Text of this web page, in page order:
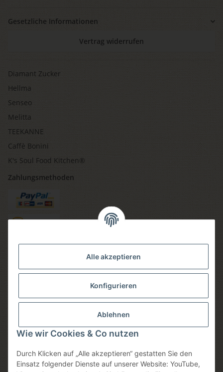
Alle akzeptieren
Konfigurieren
Ablehnen
Wie wir Cookies & Co nutzen
Durch Klicken auf „Alle akzeptieren“ gestatten Sie den
Einsatz folgender Dienste auf unserer Website: YouTube,
Gesetzliche Informationen
Vertrag widerrufen
Diamant Zucker
Hellma
Senseo
Melitta
TEEKANNE
Caffè Bonini
K's Soul Food Kitchen®
Zahlungsmethoden
Versandmethoden
Sicheres einkaufen